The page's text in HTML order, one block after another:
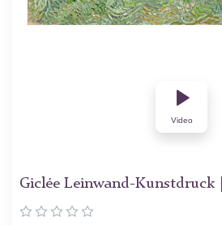
Video
Giclée Leinwand-Kunstdruck |